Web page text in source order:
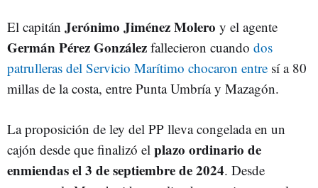
El capitán Jerónimo Jiménez Molero y el agente
Germán Pérez González fallecieron cuando dos
patrulleras del Servicio Marítimo chocaron entre sí a 80
millas de la costa, entre Punta Umbría y Mazagón.
La proposición de ley del PP lleva congelada en un
cajón desde que finalizó el plazo ordinario de
enmiendas el 3 de septiembre de 2024. Desde